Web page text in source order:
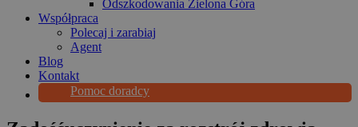
Odszkodowania Zielona Góra
Współpraca
Polecaj i zarabiaj
Agent
Blog
Kontakt
Pomoc doradcy